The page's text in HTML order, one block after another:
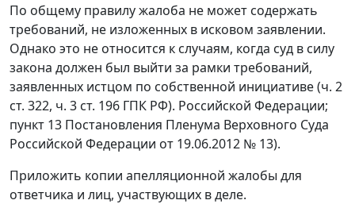
По общему правилу жалоба не может содержать
требований, не изложенных в исковом заявлении.
Однако это не относится к случаям, когда суд в силу
закона должен был выйти за рамки требований,
заявленных истцом по собственной инициативе (ч. 2
ст. 322, ч. 3 ст. 196 ГПК РФ). Российской Федерации;
пункт 13 Постановления Пленума Верховного Суда
Российской Федерации от 19.06.2012 № 13).
Приложить копии апелляционной жалобы для
ответчика и лиц, участвующих в деле.